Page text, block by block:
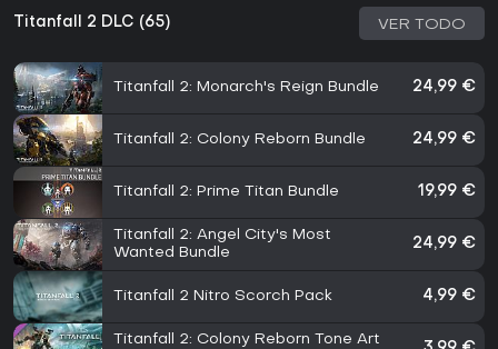
Titanfall 2 DLC (65) VER TODO
Titanfall 2: Monarch's Reign Bundle 24,99 €
Titanfall 2: Colony Reborn Bundle 24,99 €
Titanfall 2: Prime Titan Bundle 19,99 €
Titanfall 2: Angel City's Most
Wanted Bundle
24,99 €
Titanfall 2 Nitro Scorch Pack 4,99 €
Titanfall 2: Colony Reborn Tone Art